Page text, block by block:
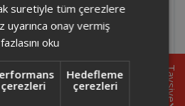
Ayaklı
hangi aparat ile
Ayaklı
ayarı yapılabiliyor
Tavsiye
suretiyle tüm çerezlere
uyarınca onay vermiş
oku
çerezleri
Hedefleme
çerezleri